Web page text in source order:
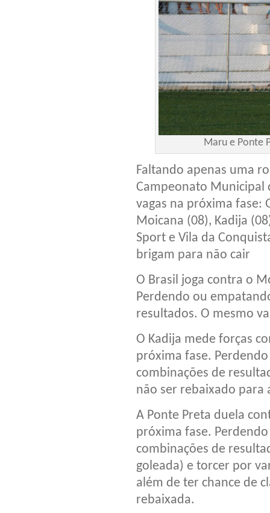
Maru e Ponte
Faltando apenas uma
Campeonato Municipal
vagas na próxima fase:
Moicana (08), Kadija
Sport e Vila da
brigam para não cair
O Brasil joga contra o
Perdendo ou
resultados. O mesmo
O Kadija mede forças
próxima fase.
combinações de
não ser rebaixado para
A Ponte Preta duela
próxima fase.
combinações de
goleada) e torcer por
além de ter chance de
rebaixada.